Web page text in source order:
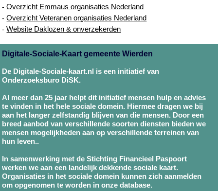
-Overzicht Emmaus organisaties Nederland
-Overzicht Veteranen organisaties Nederland
-Website Daklozen & onverzekerden
Digitale-Sociale-Kaart gemeente Wierden
De Digitale-Sociale-kaart.nl is een initiatief van
Onderzoeksburo DiSK.
Al meer dan 25 jaar helpt dit initiatief mensen hulp en advies
te vinden in het hele sociale domein. Hiermee dragen we bij
aan het langer zelfstandig blijven van die mensen. Door een
breed aanbod van verschillende soorten diensten bieden we
mensen mogelijkheden aan op verschillende terreinen van
hun leven..
In samenwerking met de Stichting Financieel Paspoort
werken we aan een landelijk dekkende sociale kaart.
Organisaties in het sociale domein kunnen zich aanmelden
om opgenomen te worden in onze database.